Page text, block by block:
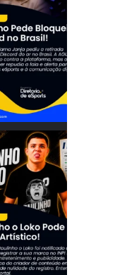
NO REGISTRO! PAULINHO
PODE PERDER
159